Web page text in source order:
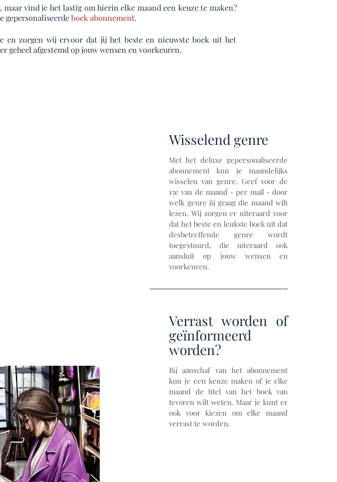
vind je het lastig om hierin elke maand een keuze te maken?
gepersonaliseerdeboek abonnement.
en zorgen wij ervoor dat jij het beste en nieuwste boek uit het
geheel afgestemd op jouw wensen en voorkeuren.
Wisselend genre
Met het deluxe gepersonaliseerde
abonnement kun je maandelijks
wisselen van genre. Geef voor de
15e van de maand - per mail - door
welk genre jij graag die maand wilt
lezen. Wij zorgen er uiteraard voor
dat het beste en leukste boek uit dat
desbetreffende genre wordt
toegestuurd, die uiteraard ook
aansluit op jouw wensen en
voorkeuren.
Verrast worden of
geïnformeerd
worden?
Bij aanschaf van het abonnement
kun je een keuze maken of je elke
maand de titel van het boek van
tevoren wilt weten. Maar je kunt er
ook voor kiezen om elke maand
verrast te worden.